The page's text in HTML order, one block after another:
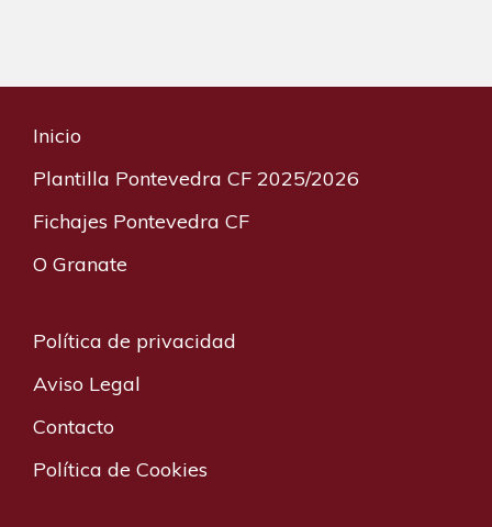
Inicio
Plantilla Pontevedra CF 2025/2026
Fichajes Pontevedra CF
O Granate
Política de privacidad
Aviso Legal
Contacto
Política de Cookies